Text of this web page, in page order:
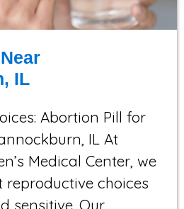
IL
Abortion Pill for
IL At
Medical Center, we
choices
sensitive. Our